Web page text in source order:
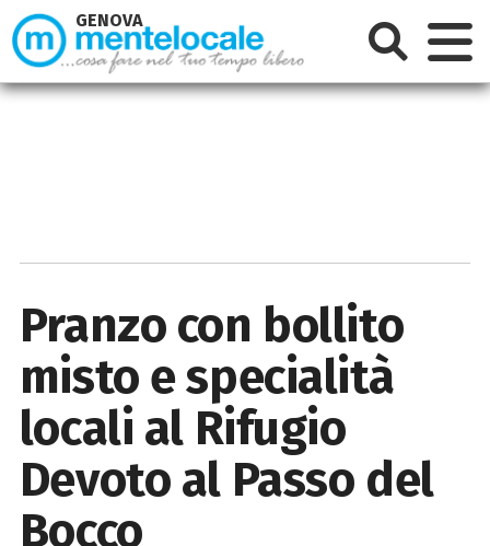
Pranzo con bollito
misto e specialità
locali al Rifugio
Devoto al Passo del
Bocco
GENOVA